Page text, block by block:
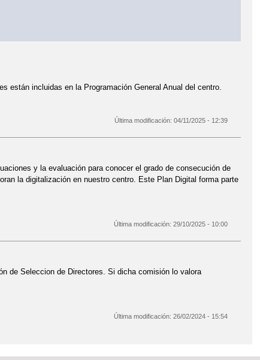
están incluidas en la Programación General Anual del centro.
Última modificación:04/11/2025 - 12:39
y la evaluación para conocer el grado de consecución de
la digitalización en nuestro centro. Este Plan Digital forma parte
Última modificación:29/10/2025 - 10:00
de Seleccion de Directores. Si dicha comisión lo valora
Última modificación:26/02/2024 - 15:54